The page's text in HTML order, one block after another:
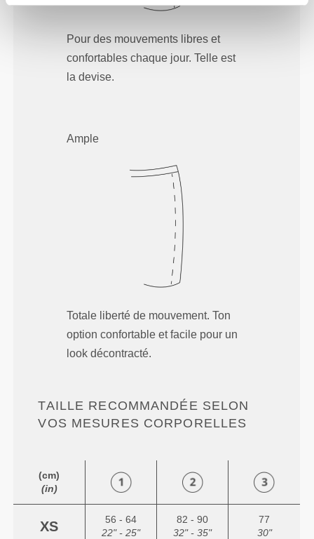
Pour des mouvements libres et
confortables chaque jour. Telle est
la devise.
Ample
Totale liberté de mouvement. Ton
option confortable et facile pour un
look décontracté.
TAILLE RECOMMANDÉE SELON
VOS MESURES CORPORELLES
(cm)
(in)
XS
56 - 64
22" - 25"
82 - 90
32" - 35"
77
30"